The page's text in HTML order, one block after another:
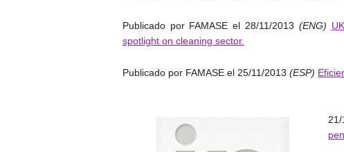
Publicado por FAMASE el 28/11/2013 (ENG)
spotlight on cleaning sector.
Publicado por FAMASE el 25/11/2013 (ESP)
21/